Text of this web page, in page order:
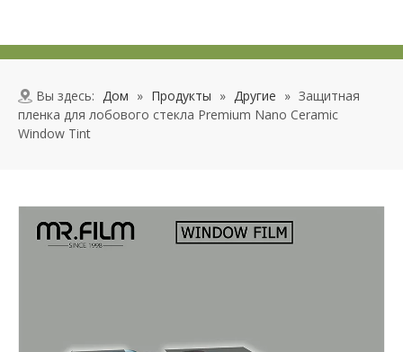
Вы здесь: Дом » Продукты » Другие » Защитная
пленка для лобового стекла Premium Nano Ceramic
Window Tint